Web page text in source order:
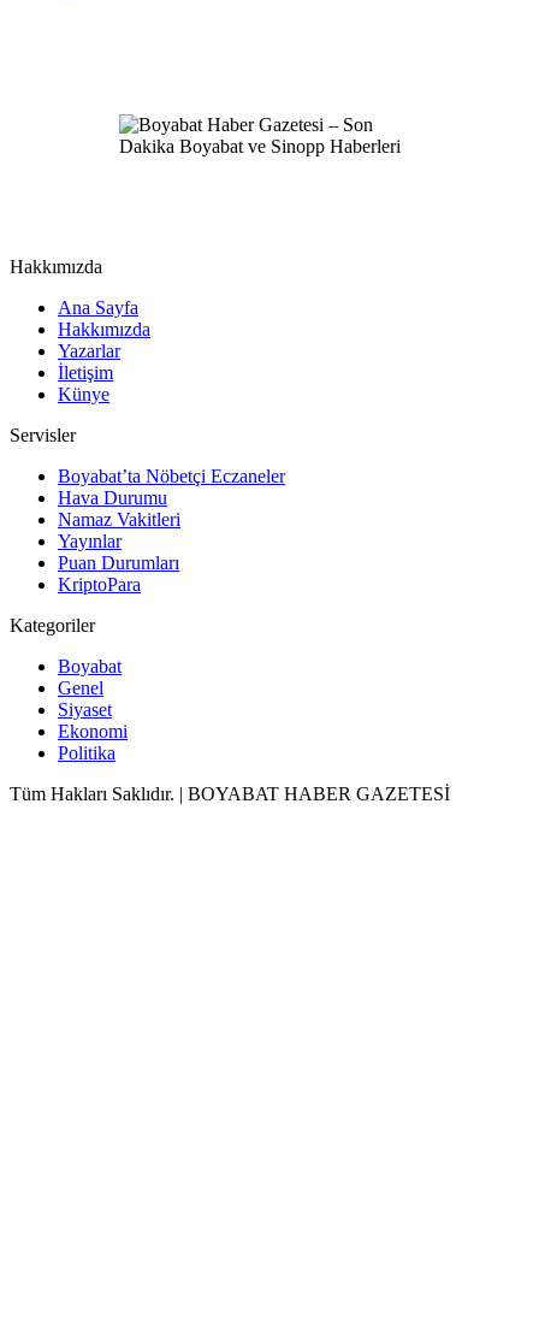
Hakkımızda
Ana Sayfa
Hakkımızda
Yazarlar
İletişim
Künye
Servisler
Boyabat’ta Nöbetçi Eczaneler
Hava Durumu
Namaz Vakitleri
Yayınlar
Puan Durumları
KriptoPara
Kategoriler
Boyabat
Genel
Siyaset
Ekonomi
Politika
Tüm Hakları Saklıdır. | BOYABAT HABER GAZETESİ